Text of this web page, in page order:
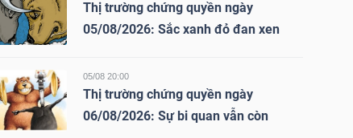
Thị trường chứng quyền ngày
05/08/2026: Sắc xanh đỏ đan xen
05/08 20:00
Thị trường chứng quyền ngày
06/08/2026: Sự bi quan vẫn còn